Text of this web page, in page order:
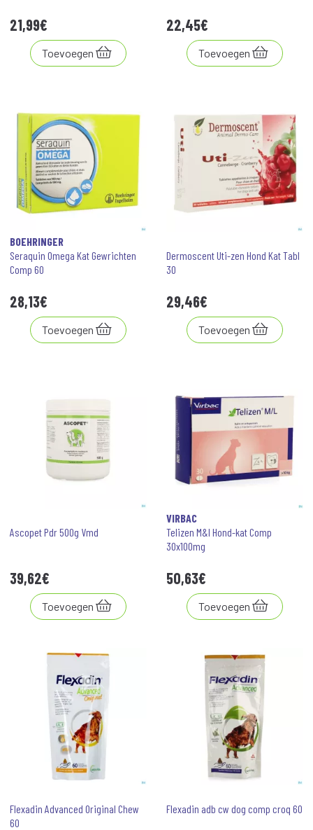
21,99€
Toevoegen
22,45€
Toevoegen
BOEHRINGER
Seraquin Omega Kat Gewrichten
Comp 60
28,13€
Toevoegen
Dermoscent Uti-zen Hond Kat Tabl
30
29,46€
Toevoegen
Ascopet Pdr 500g Vmd
39,62€
Toevoegen
VIRBAC
Telizen M&l Hond-kat Comp
30x100mg
50,63€
Toevoegen
Flexadin Advanced Original Chew
60
Flexadin adb cw dog comp croq 60